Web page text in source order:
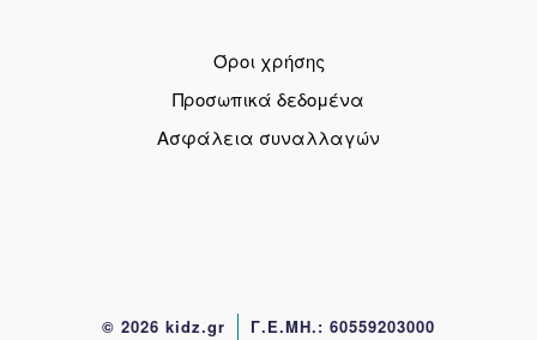
Όροι χρήσης
Προσωπικά δεδομένα
Ασφάλεια συναλλαγών
© 2026 kidz.gr
Γ.Ε.ΜΗ.: 60559203000